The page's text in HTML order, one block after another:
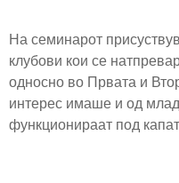
На семинарот
клубови кои се
односно во Првата и
интерес имаше и од
функционираат под